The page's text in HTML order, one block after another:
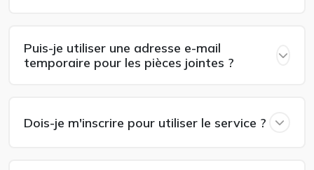
Puis-je utiliser une adresse e-mail
temporaire pour les pièces jointes ?
Dois-je m'inscrire pour utiliser le service ?